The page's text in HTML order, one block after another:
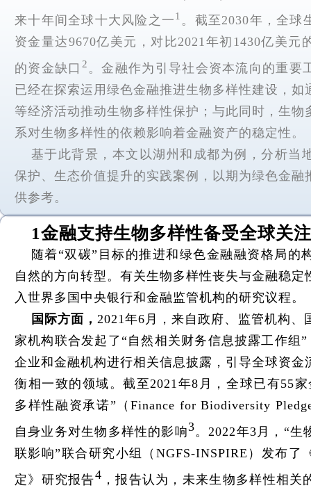
来十年间全球十大风险之一1 。截至2030年，全球
资金量达9670亿美元，对比2021年初1430亿美元
的资金缺口 2 。金融作为引导社会资本流向的重要
已经在探索运用绿色金融推进生物多样性建设，如
等经济活动推动生物多样性保护；与此同时，生物
系对生物多样性的依赖影响着金融资产的稳定性。
基于此背景，本文以湖州和成都为例，分析当
保护、生态价值提升的实践案例，以期为绿色金融
供参考。
1金融支持生物多样性备受全球关注
随着“双碳”目标的推进和绿色金融融资格局的
自然的方向转型。有关生物多样性丧失与金融稳定
入世界多国中央银行和金融监管机构的研究议程。
国际方面，2021年6月，来自政府、监管机构、
家机构联合发起了“自然相关财务信息披露工作组
企业和金融机构进行相关信息披露，引导全球资金
衡相一致的领域。截至2021年8月，全球已有55
多样性融资承诺”（Finance for Biodiversity
自身业务对生物多样性的影响3。2022年3月，“生
联影响”联合研究小组（NGFS-INSPIRE）发布了
定》研究报告4 ，报告认为，未来生物多样性相关